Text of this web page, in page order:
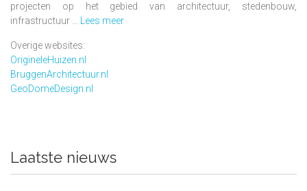
projecten op het gebied van architectuur, stedenbouw,
infrastructuur ...
Lees meer
Overige websites:
OrigineleHuizen.nl
BruggenArchitectuur.nl
GeoDomeDesign.nl
Laatste nieuws